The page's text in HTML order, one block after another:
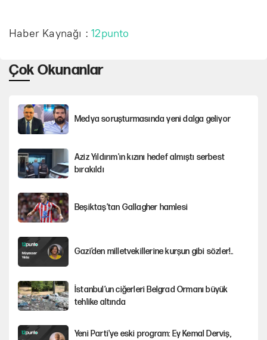
Haber Kaynağı :12punto
Çok Okunanlar
Medya soruşturmasında yeni dalga geliyor
Aziz Yıldırım'ın kızını hedef almıştı serbest
bırakıldı
Beşiktaş’tan Gallagher hamlesi
Gazi’den milletvekillerine kurşun gibi sözler!..
İstanbul’un ciğerleri Belgrad Ormanı büyük
tehlike altında
Yeni Parti'ye eski program: Ey Kemal Derviş,